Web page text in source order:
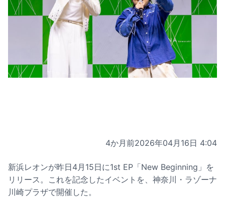
4か月前2026年04月16日 4:04
新浜レオンが昨日4月15日に1st EP「New Beginning」を
リリース。これを記念したイベントを、神奈川・ラゾーナ
川崎プラザで開催した。